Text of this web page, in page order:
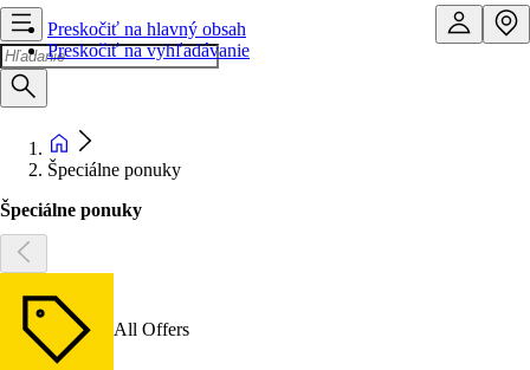
Preskočiť na hlavný obsah
Preskočiť na vyhľadávanie
Špeciálne ponuky
Špeciálne ponuky
All Offers